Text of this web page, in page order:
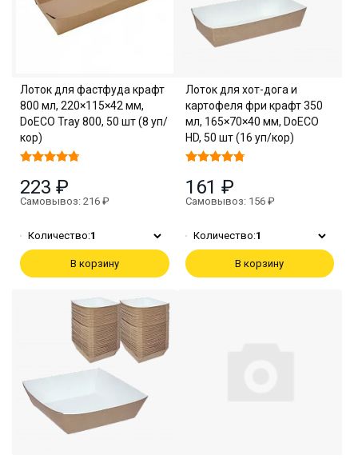
Лоток для фастфуда крафт
800 мл, 220×115×42 мм,
DoECO Tray 800, 50 шт (8 уп/
кор)
223 ₽
Самовывоз: 216 ₽
Количество:1
В корзину
Лоток для хот-дога и
картофеля фри крафт 350
мл, 165×70×40 мм, DoECO
HD, 50 шт (16 уп/кор)
161 ₽
Самовывоз: 156 ₽
Количество:1
В корзину